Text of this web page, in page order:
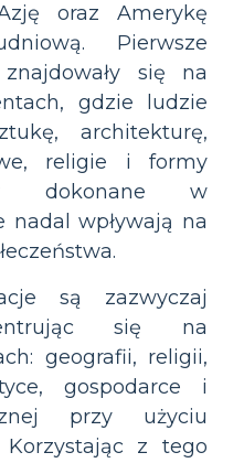
oraz Amerykę
Pierwsze
się na
gdzie ludzie
architekturę,
religie i formy
dokonane w
nadal wpływają na
są zazwyczaj
się na
geografii, religii,
gospodarce i
przy użyciu
Korzystając z tego